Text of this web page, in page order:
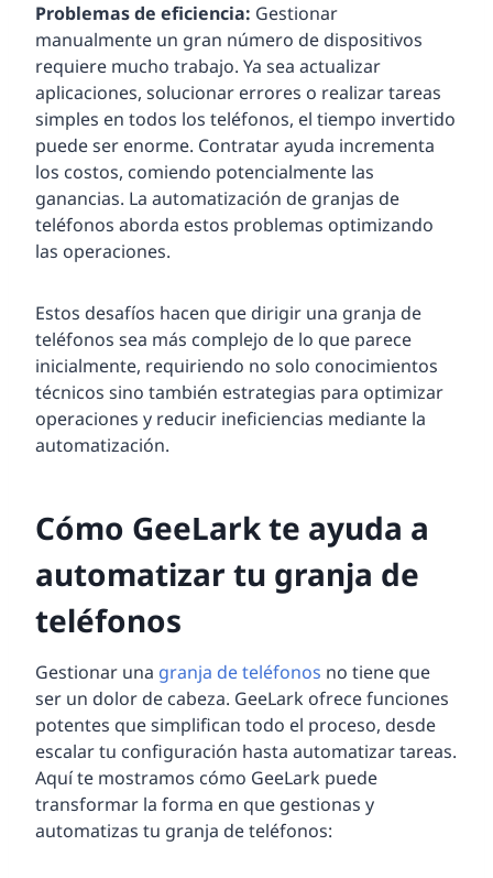
Problemas de eficiencia: Gestionar
manualmente un gran número de dispositivos
requiere mucho trabajo. Ya sea actualizar
aplicaciones, solucionar errores o realizar tareas
simples en todos los teléfonos, el tiempo invertido
puede ser enorme. Contratar ayuda incrementa
los costos, comiendo potencialmente las
ganancias. La automatización de granjas de
teléfonos aborda estos problemas optimizando
las operaciones.
Estos desafíos hacen que dirigir una granja de
teléfonos sea más complejo de lo que parece
inicialmente, requiriendo no solo conocimientos
técnicos sino también estrategias para optimizar
operaciones y reducir ineficiencias mediante la
automatización.
Cómo GeeLark te ayuda a
automatizar tu granja de
teléfonos
Gestionar una granja de teléfonos no tiene que
ser un dolor de cabeza. GeeLark ofrece funciones
potentes que simplifican todo el proceso, desde
escalar tu configuración hasta automatizar tareas.
Aquí te mostramos cómo GeeLark puede
transformar la forma en que gestionas y
automatizas tu granja de teléfonos: